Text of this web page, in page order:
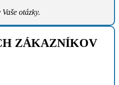
otázky.
ZÁKAZNÍKOV